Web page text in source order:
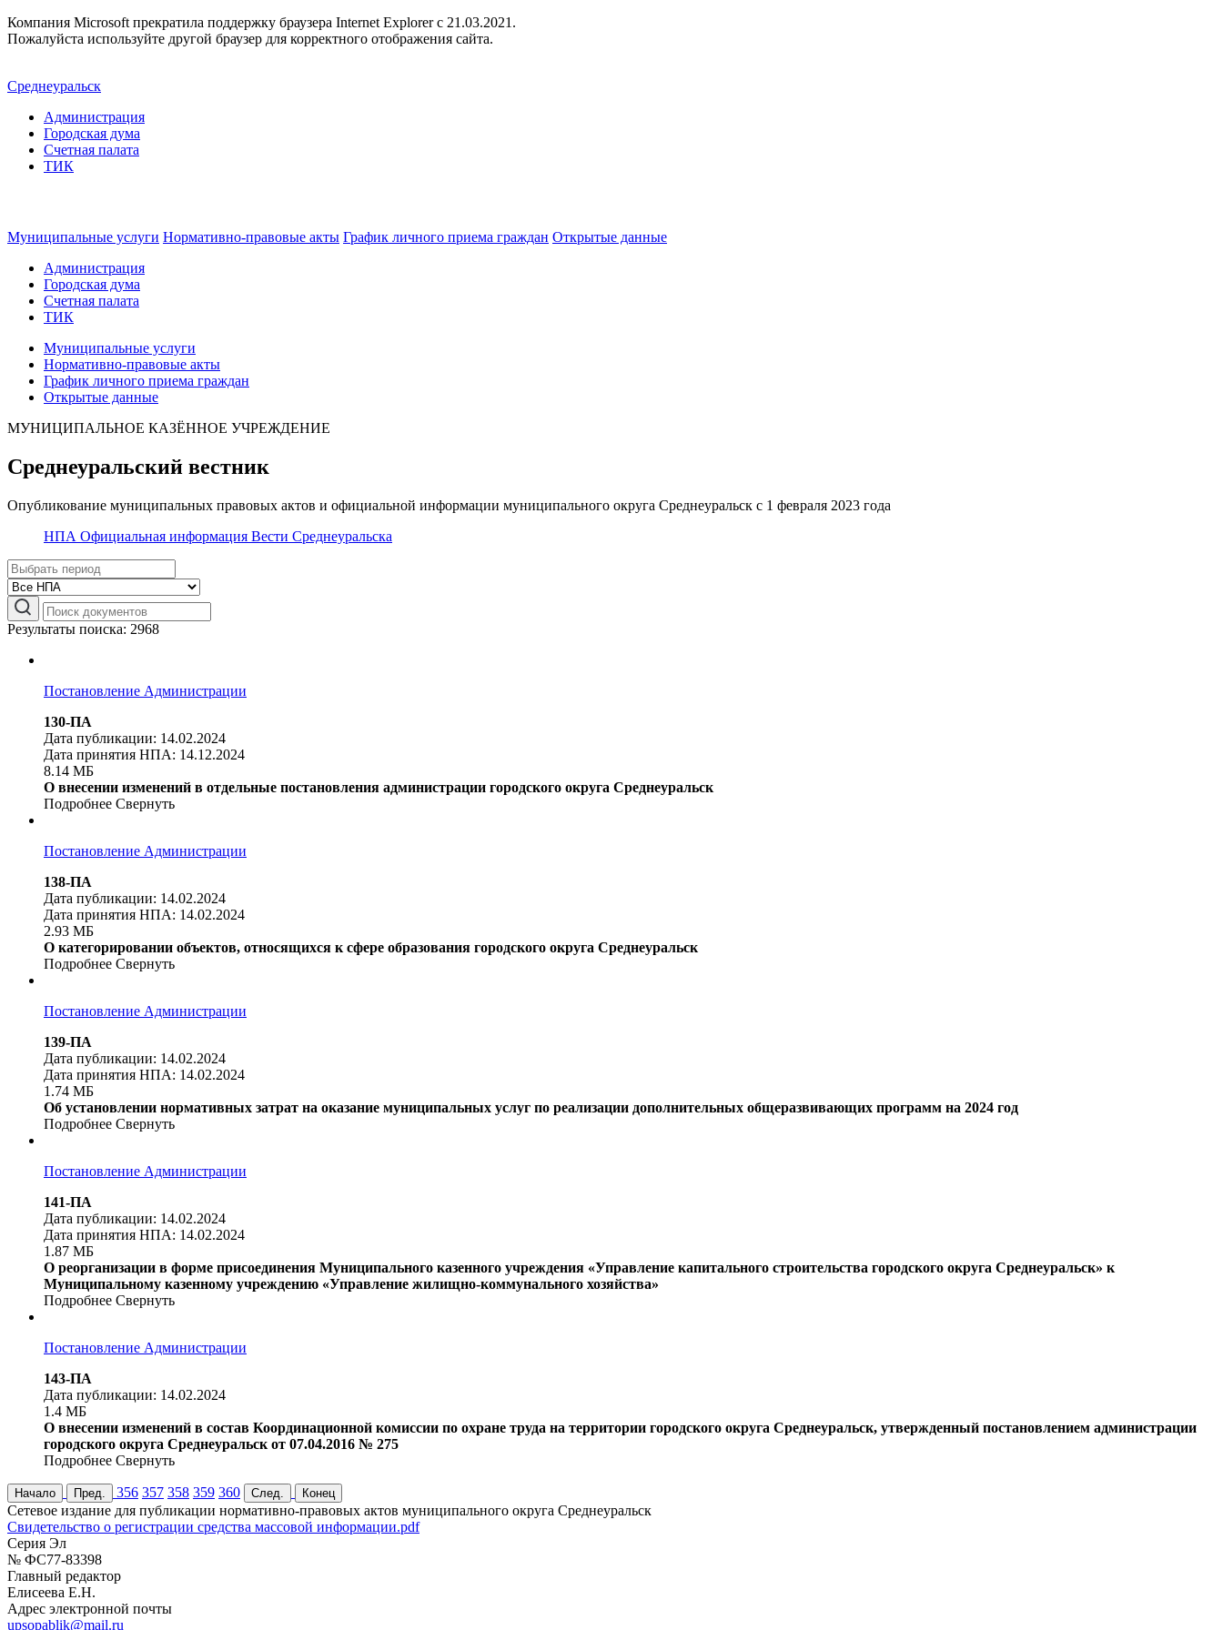
Компания Microsoft прекратила поддержку браузера Internet Explorer c 21.03.2021.
Пожалуйста используйте другой браузер для корректного отображения сайта.
Среднеуральск
Администрация
Городская дума
Счетная палата
ТИК
Муниципальные услуги Нормативно-правовые акты График личного приема граждан Открытые данные
Администрация
Городская дума
Счетная палата
ТИК
Муниципальные услуги
Нормативно-правовые акты
График личного приема граждан
Открытые данные
МУНИЦИПАЛЬНОЕ КАЗЁННОЕ УЧРЕЖДЕНИЕ
Среднеуральский вестник
Опубликование муниципальных правовых актов и официальной информации муниципального округа Среднеуральск с 1 февраля 2023 года
НПА Официальная информация Вести Среднеуральска
Результаты поиска: 2968
Постановление Администрации
130-ПА
Дата публикации: 14.02.2024
Дата принятия НПА: 14.12.2024
8.14 МБ
О внесении изменений в отдельные постановления администрации городского округа Среднеуральск
Подробнее Свернуть
Постановление Администрации
138-ПА
Дата публикации: 14.02.2024
Дата принятия НПА: 14.02.2024
2.93 МБ
О категорировании объектов, относящихся к сфере образования городского округа Среднеуральск
Подробнее Свернуть
Постановление Администрации
139-ПА
Дата публикации: 14.02.2024
Дата принятия НПА: 14.02.2024
1.74 МБ
Об установлении нормативных затрат на оказание муниципальных услуг по реализации дополнительных общеразвивающих программ на 2024 год
Подробнее Свернуть
Постановление Администрации
141-ПА
Дата публикации: 14.02.2024
Дата принятия НПА: 14.02.2024
1.87 МБ
О реорганизации в форме присоединения Муниципального казенного учреждения «Управление капитального строительства городского округа Среднеуральск» к
Муниципальному казенному учреждению «Управление жилищно-коммунального хозяйства»
Подробнее Свернуть
Постановление Администрации
143-ПА
Дата публикации: 14.02.2024
1.4 МБ
О внесении изменений в состав Координационной комиссии по охране труда на территории городского округа Среднеуральск, утвержденный постановлением администрации
городского округа Среднеуральск от 07.04.2016 № 275
Подробнее Свернуть
Начало Пред. 356 357 358 359 360 След. Конец
Cетевое издание для публикации нормативно-правовых актов муниципального округа Среднеуральск
Cвидетельство о регистрации средства массовой информации.pdf
Серия Эл
№ ФС77-83398
Главный редактор
Елисеева Е.Н.
Адрес электронной почты
upsopablik@mail.ru